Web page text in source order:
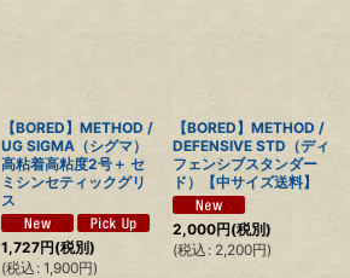
【BORED】METHOD /
UG SIGMA（シグマ）
高粘着高粘度2号＋ セ
ミシンセティックグリ
ス
1,727円(税別)
(税込 : 1,900円)
【BORED】METHOD /
DEFENSIVE STD（ディ
フェンシブスタンダー
ド）【中サイズ送料】
2,000円(税別)
(税込 : 2,200円)